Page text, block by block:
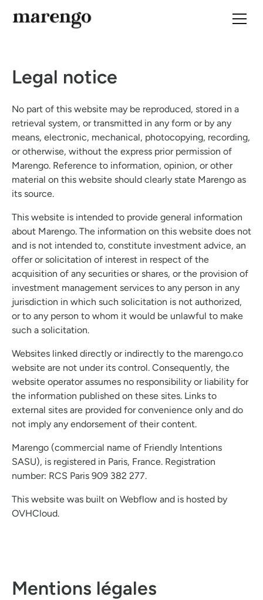
Legal notice
No part of this website may be reproduced, stored in a
retrieval system, or transmitted in any form or by any
means, electronic, mechanical, photocopying, recording,
or otherwise, without the express prior permission of
Marengo. Reference to information, opinion, or other
material on this website should clearly state Marengo as
its source.
This website is intended to provide general information
about Marengo. The information on this website does not
and is not intended to, constitute investment advice, an
offer or solicitation of interest in respect of the
acquisition of any securities or shares, or the provision of
investment management services to any person in any
jurisdiction in which such solicitation is not authorized,
or to any person to whom it would be unlawful to make
such a solicitation.
Websites linked directly or indirectly to the marengo.co
website are not under its control. Consequently, the
website operator assumes no responsibility or liability for
the information published on these sites. Links to
external sites are provided for convenience only and do
not imply any endorsement of their content.
Marengo (commercial name of Friendly Intentions
SASU), is registered in Paris, France. Registration
number: RCS Paris 909 382 277.
This website was built on Webflow and is hosted by
OVHCloud.
Mentions légales